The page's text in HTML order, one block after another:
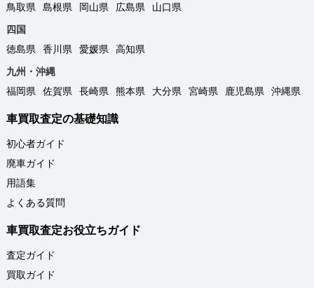
鳥取県
島根県 岡山県 広島県
山口県
四国
徳島県
香川県 愛媛県
高知県
九州・沖縄
福岡県
佐賀県 長崎県 熊本県 大分県 宮崎県 鹿児島県 沖縄県
車買取査定の基礎知識
初心者ガイド
廃車ガイド
用語集
よくある質問
車買取査定お役立ちガイド
査定ガイド
買取ガイド